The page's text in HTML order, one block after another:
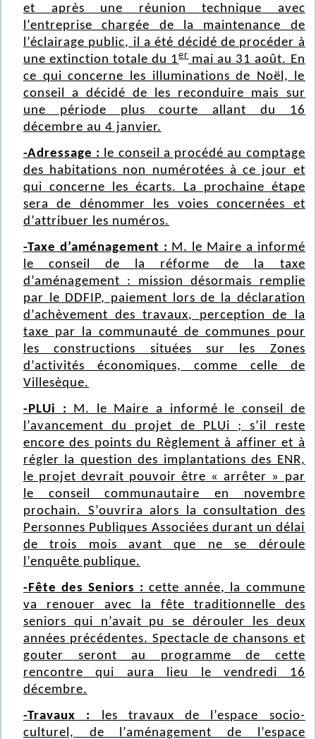
et après une réunion technique avec
l’entreprise chargée de la maintenance de
l’éclairage public, il a été décidé de procéder à
une extinction totale du 1ermai au 31 août. En
ce qui concerne les illuminations de Noël, le
conseil a décidé de les reconduire mais sur
une période plus courte allant du 16
décembre au 4 janvier.
-Adressage : le conseil a procédé au comptage
des habitations non numérotées à ce jour et
qui concerne les écarts. La prochaine étape
sera de dénommer les voies concernées et
d’attribuer les numéros.
-Taxe d’aménagement : M. le Maire a informé
le conseil de la réforme de la taxe
d’aménagement : mission désormais remplie
par le DDFIP, paiement lors de la déclaration
d’achèvement des travaux, perception de la
taxe par la communauté de communes pour
les constructions situées sur les Zones
d’activités économiques, comme celle de
Villesèque.
-PLUi : M. le Maire a informé le conseil de
l’avancement du projet de PLUi ; s’il reste
encore des points du Règlement à affiner et à
régler la question des implantations des ENR,
le projet devrait pouvoir être « arrêter » par
le conseil communautaire en novembre
prochain. S’ouvrira alors la consultation des
Personnes Publiques Associées durant un délai
de trois mois avant que ne se déroule
l’enquête publique.
-Fête des Seniors :cette année, la commune
va renouer avec la fête traditionnelle des
seniors qui n’avait pu se dérouler les deux
années précédentes. Spectacle de chansons et
gouter seront au programme de cette
rencontre qui aura lieu le vendredi 16
décembre.
-Travaux : les travaux de l’espace socio-
culturel, de l’aménagement de l’espace